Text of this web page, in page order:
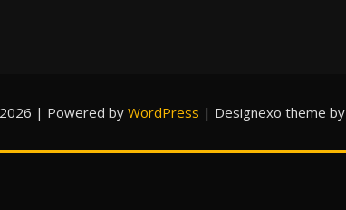
| Powered byWordPress | Designexo theme by